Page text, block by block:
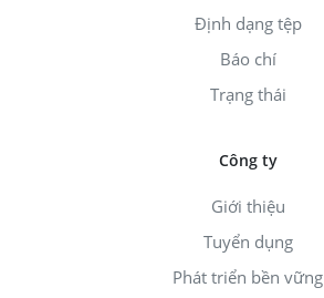
Định dạng tệp
Báo chí
Trạng thái
Công ty
Giới thiệu
Tuyển dụng
Phát triển bền vững